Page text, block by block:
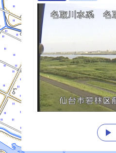
play_arrow
fast_rewind